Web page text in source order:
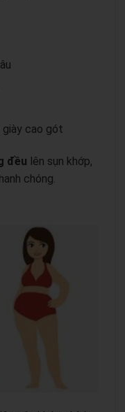
cao gót
đều lên sụn khớp,
chóng.